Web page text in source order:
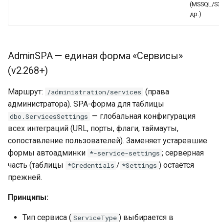
(устаревший, до v2.184)
Онлайн-редакторы: MS
Office Online и OnlyOffice
CE
1С — справочник XML-
тегов
SyncSettings — общие
настройки
синхронизации
SyncRecords / Record —
настройки справочника
Files — синхронизация
(MSSQL/
др.)
AdminSPA — единая форма «Сервисы»
(v2.268+)
Маршрут: /administration/services (права
администратора). SPA-форма для таблицы
dbo.ServicesSettings — глобальная конфигурация
всех интеграций (URL, порты, флаги, таймауты,
сопоставление пользователей). Заменяет устаревшие
формы автоадминки *-service-settings ; серверная
часть (таблицы *Credentials / *Settings ) остаётся
прежней.
Принципы:
Тип сервиса ( ServiceType ) выбирается в